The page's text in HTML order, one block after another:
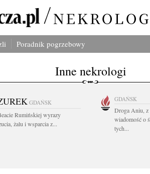
Poradnik pogrzebowy
Inne nekrologi
GDAŃSK
Rumińskiej wyrazy
żalu i wsparcia z...
GDAŃSK
Droga Aniu, z
wiadomość o
tych...